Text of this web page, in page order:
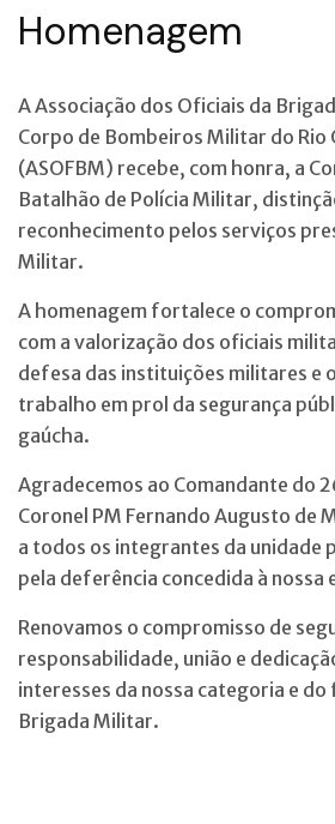
Homenagem
A Associação dos Oficiais da
Corpo de Bombeiros Militar do Rio
(ASOFBM) recebe, com honra, a
Batalhão de Polícia Militar,
reconhecimento pelos serviços
Militar.
A homenagem fortalece o
com a valorização dos oficiais
defesa das instituições militares e
trabalho em prol da segurança
gaúcha.
Agradecemos ao Comandante do
Coronel PM Fernando Augusto de
a todos os integrantes da unidade
pela deferência concedida à nossa
Renovamos o compromisso de
responsabilidade, união e
interesses da nossa categoria e
Brigada Militar.